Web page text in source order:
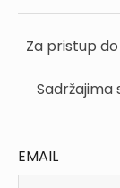
Za pristup
Sadržajima
EMAIL